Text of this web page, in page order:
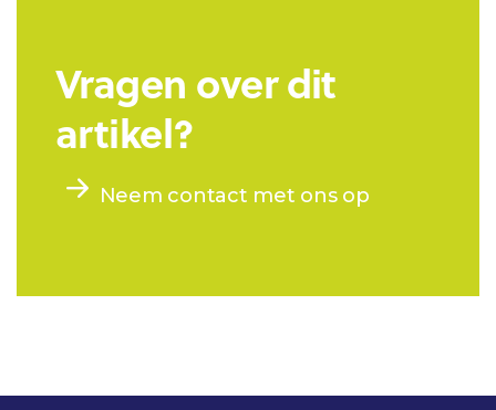
Vragen over dit
artikel?
Neem contact met ons op